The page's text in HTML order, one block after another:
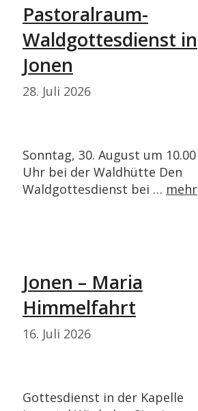
Pastoralraum-
Waldgottesdienst in
Jonen
28. Juli 2026
Sonntag, 30. August um 10.00
Uhr bei der Waldhütte Den
Waldgottesdienst bei … mehr
Jonen – Maria
Himmelfahrt
16. Juli 2026
Gottesdienst in der Kapelle